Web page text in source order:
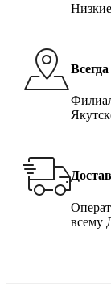
всему